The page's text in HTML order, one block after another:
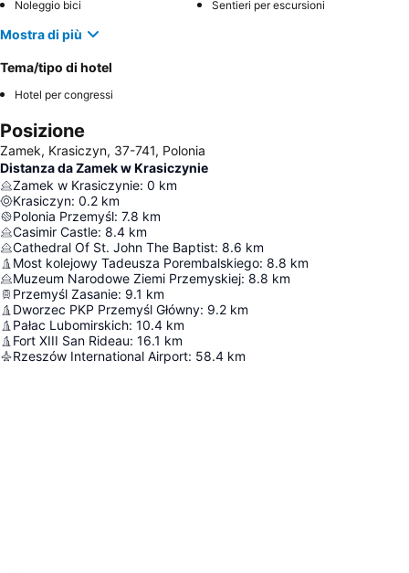
Noleggio bici Sentieri per escursioni
Mostra di più
Tema/tipo di hotel
Hotel per congressi
Posizione
Zamek, Krasiczyn, 37-741, Polonia
Distanza da Zamek w Krasiczynie
Zamek w Krasiczynie: 0 km
Krasiczyn: 0.2 km
Polonia Przemyśl: 7.8 km
Casimir Castle: 8.4 km
Cathedral Of St. John The Baptist: 8.6 km
Most kolejowy Tadeusza Porembalskiego: 8.8 km
Muzeum Narodowe Ziemi Przemyskiej: 8.8 km
Przemyśl Zasanie: 9.1 km
Dworzec PKP Przemyśl Główny: 9.2 km
Pałac Lubomirskich: 10.4 km
Fort XIII San Rideau: 16.1 km
Rzeszów International Airport: 58.4 km